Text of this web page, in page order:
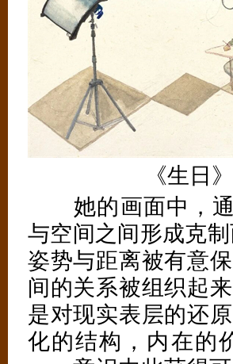
《生日》
她的画面中，通
与空间之间形成克
姿势与距离被有意
间的关系被组织起
是对现实表层的还
化的结构，内在的